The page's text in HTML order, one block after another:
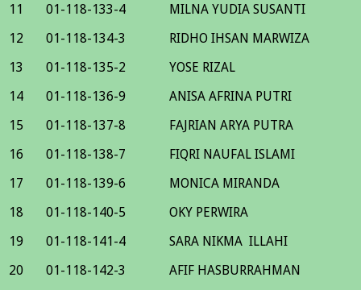
11
01-118-133-4
MILNA YUDIA SUSANTI
12
01-118-134-3
RIDHO IHSAN MARWIZA
13
01-118-135-2
YOSE RIZAL
14
01-118-136-9
ANISA AFRINA PUTRI
15
01-118-137-8
FAJRIAN ARYA PUTRA
16
01-118-138-7
FIQRI NAUFAL ISLAMI
17
01-118-139-6
MONICA MIRANDA
18
01-118-140-5
OKY PERWIRA
19
01-118-141-4
SARA NIKMA ILLAHI
20
01-118-142-3
AFIF HASBURRAHMAN